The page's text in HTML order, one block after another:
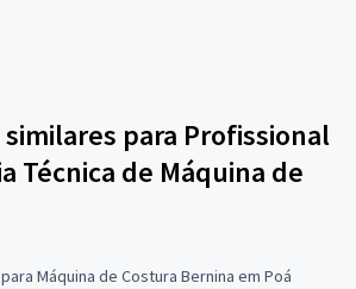
similares para Profissional
Técnica de Máquina de
Máquina de Costura Bernina em Poá